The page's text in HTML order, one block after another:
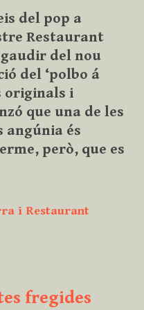
del pop a
Restaurant
del nou
del ‘polbo á
originals i
que una de les
angúnia és
però, que es
i Restaurant
fregides